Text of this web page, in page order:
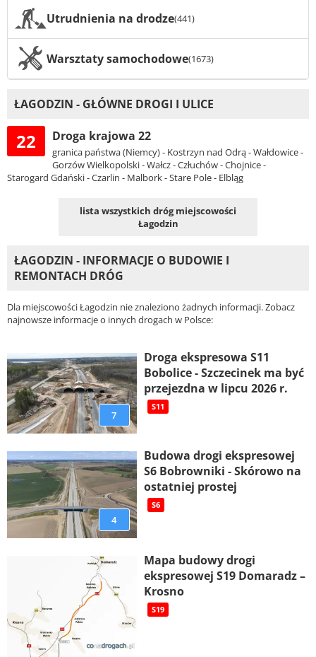
Utrudnienia na drodze(441)
Warsztaty samochodowe(1673)
ŁAGODZIN - GŁÓWNE DROGI I ULICE
22 Droga krajowa 22
granica państwa (Niemcy) - Kostrzyn nad Odrą - Wałdowice -
Gorzów Wielkopolski - Wałcz - Człuchów - Chojnice -
Starogard Gdański - Czarlin - Malbork - Stare Pole - Elbląg
lista wszystkich dróg miejscowości
Łagodzin
ŁAGODZIN - INFORMACJE O BUDOWIE I
REMONTACH DRÓG
Dla miejscowości Łagodzin nie znaleziono żadnych informacji. Zobacz
najnowsze informacje o innych drogach w Polsce:
7
Droga ekspresowa S11
Bobolice - Szczecinek ma być
przejezdna w lipcu 2026 r.
S11
4
Budowa drogi ekspresowej
S6 Bobrowniki - Skórowo na
ostatniej prostej
S6
Mapa budowy drogi
ekspresowej S19 Domaradz –
Krosno
S19